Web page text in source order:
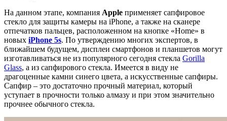
На данном этапе, компания Apple применяет сапфировое
стекло для защиты камеры на iPhone, а также на сканере
отпечатков пальцев, расположенном на кнопке «Home» в
новых iPhone 5s. По утверждению многих экспертов, в
ближайшем будущем, дисплеи смартфонов и планшетов могут
изготавливаться не из популярного сегодня стекла Gorilla
Glass, а из сапфирового стекла. Имеется в виду не
драгоценные камни синего цвета, а искусственные сапфиры.
Сапфир – это достаточно прочный материал, который
уступает в прочности только алмазу и при этом значительно
прочнее обычного стекла.